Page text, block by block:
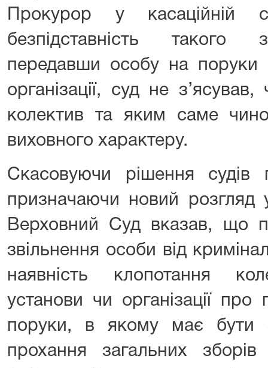
Прокурор у касаційній
безпідставність такого
передавши особу на поруки
організації, суд не
колектив та яким саме
виховного характеру.
Скасовуючи рішення судів
призначаючи новий розгляд у
Верховний Суд вказав, що
звільнення особи від
наявність клопотання
установи чи організації про
поруки, в якому має бути
прохання загальних